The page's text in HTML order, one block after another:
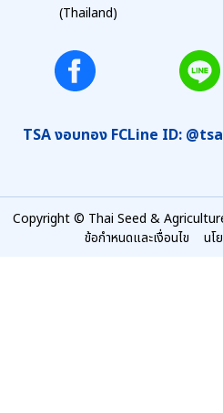
(Thailand)
TSA งอบทอง FCLine ID:
Copyright © Thai Seed &
ข้อกำหนดและเงื่อนไข
นโ